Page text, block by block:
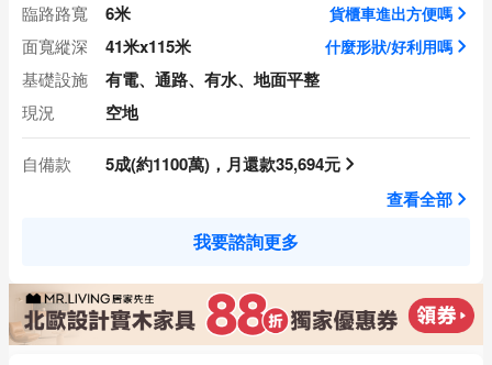
臨路路寬 6米 貨櫃車進出方便嗎
面寬縱深 41米x115米 什麼形狀/好利用嗎
基礎設施 有電、通路、有水、地面平整
現況 空地
自備款
5成(約1100萬)，月還款35,694元
查看全部
我要諮詢更多